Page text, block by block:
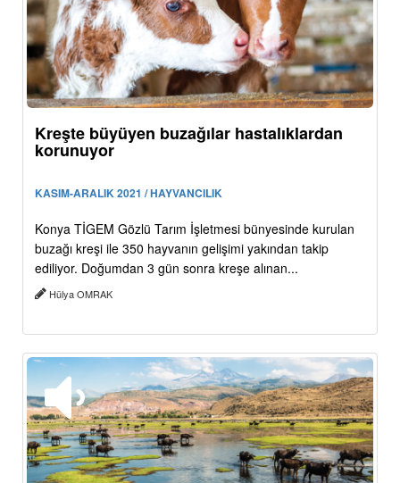
Kreşte büyüyen buzağılar hastalıklardan
korunuyor
KASIM-ARALIK 2021 / HAYVANCILIK
Konya TİGEM Gözlü Tarım İşletmesi bünyesinde kurulan
buzağı kreşi ile 350 hayvanın gelişimi yakından takip
ediliyor. Doğumdan 3 gün sonra kreşe alınan...
Hülya OMRAK